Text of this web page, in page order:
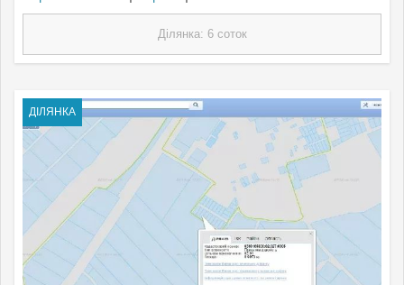
Ділянка: 6 соток
ДІЛЯНКА